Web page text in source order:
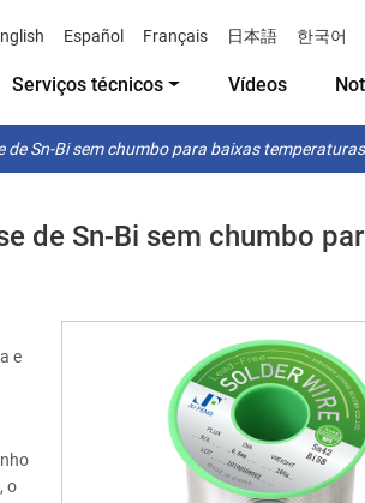
Español Français 日本語 한국어
Serviços técnicos Vídeos
de Sn-Bi sem chumbo para baixas
de Sn-Bi sem chumbo
e
o